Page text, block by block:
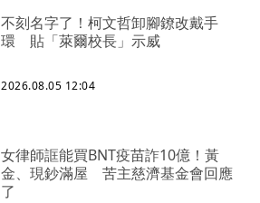
不刻名字了！柯文哲卸腳鐐改戴手
環 貼「萊爾校長」示威
2026.08.05 12:04
女律師誆能買BNT疫苗詐10億！黃
金、現鈔滿屋 苦主慈濟基金會回應
了